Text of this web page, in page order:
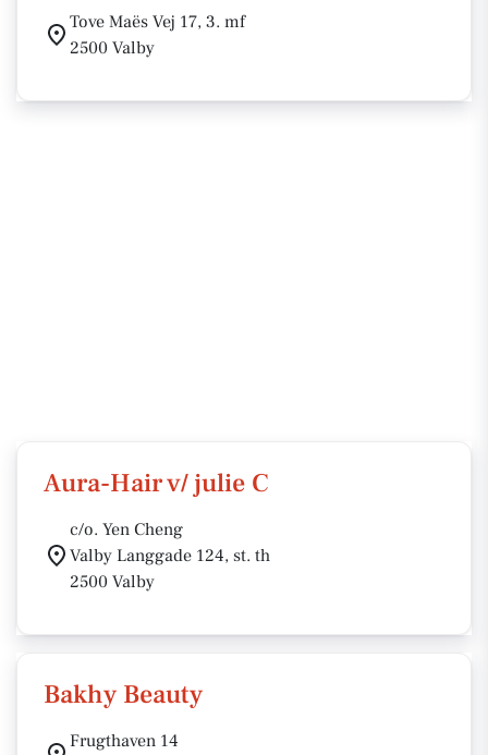
Tove Maës Vej 17, 3. mf
2500 Valby
Aura-Hair v/ julie C
c/o. Yen Cheng
Valby Langgade 124, st. th
2500 Valby
Bakhy Beauty
Frugthaven 14